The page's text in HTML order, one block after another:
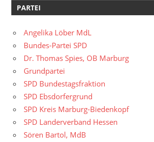
PARTEI
Angelika Löber MdL
Bundes-Partei SPD
Dr. Thomas Spies, OB Marburg
Grundpartei
SPD Bundestagsfraktion
SPD Ebsdorfergrund
SPD Kreis Marburg-Biedenkopf
SPD Landerverband Hessen
Sören Bartol, MdB